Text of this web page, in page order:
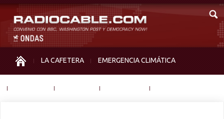
LA CAFETERA EMERGENCIA CLIMÁTICA